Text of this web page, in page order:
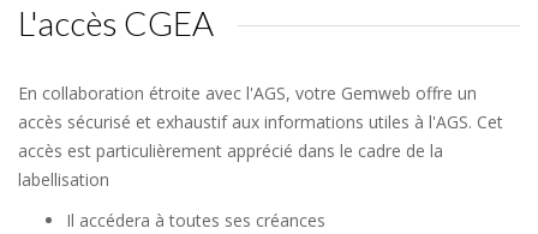
L'accès CGEA
En collaboration étroite avec l'AGS, votre Gemweb offre un
accès sécurisé et exhaustif aux informations utiles à l'AGS. Cet
accès est particulièrement apprécié dans le cadre de la
labellisation
Il accédera à toutes ses créances